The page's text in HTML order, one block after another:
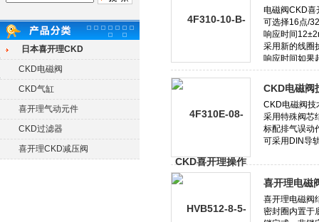
日本喜开理CKD
CKD电磁阀
CKD气缸
喜开理气动元件
CKD过滤器
喜开理CKD减压阀
CKD电磁阀
喜开理电磁